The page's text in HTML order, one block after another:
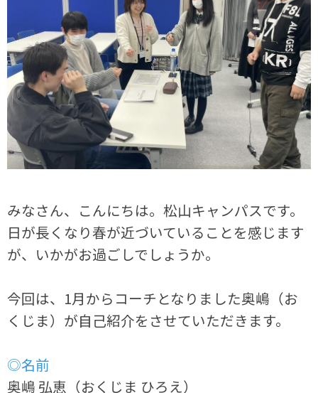
みなさん、こんにちは。松山キャンパスです。
日が長くなり春が近づいていることを感じます
が、いかがお過ごしでしょうか。
今回は、1月からコーチとなりました奥嶋（お
くじま）が自己紹介をさせていただきます。
◎名前
奥嶋 弘恵（おくじま ひろえ）